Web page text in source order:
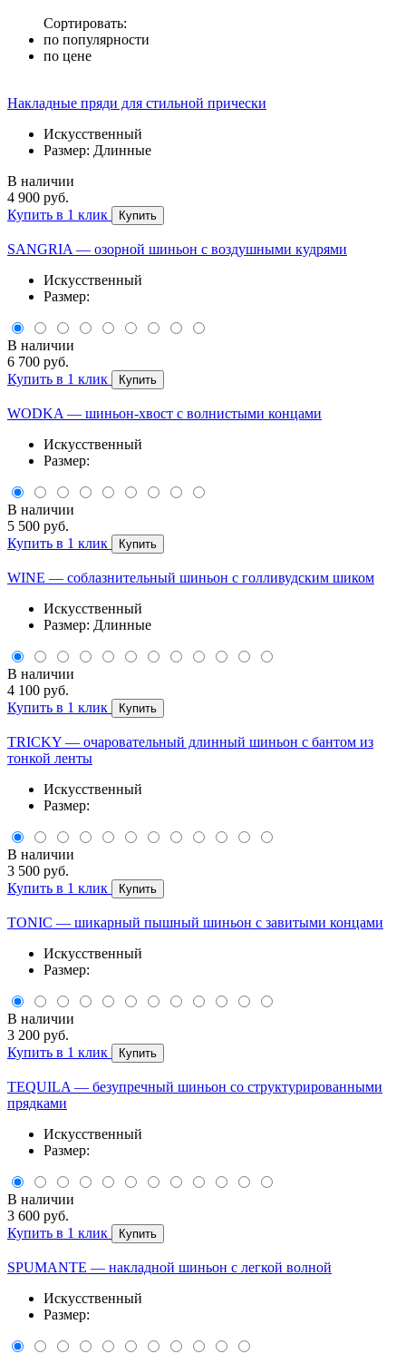
Сортировать:
по популярности
по цене
Накладные пряди для стильной прически
Искусственный
Размер: Длинные
В наличии
4 900 руб.
Купить в 1 клик
Купить
SANGRIA — озорной шиньон с воздушными кудрями
Искусственный
Размер:
В наличии
6 700 руб.
Купить в 1 клик
Купить
WODKA — шиньон-хвост с волнистыми концами
Искусственный
Размер:
В наличии
5 500 руб.
Купить в 1 клик
Купить
WINE — соблазнительный шиньон с голливудским шиком
Искусственный
Размер: Длинные
В наличии
4 100 руб.
Купить в 1 клик
Купить
TRICKY — очаровательный длинный шиньон с бантом из
тонкой ленты
Искусственный
Размер:
В наличии
3 500 руб.
Купить в 1 клик
Купить
TONIC — шикарный пышный шиньон с завитыми концами
Искусственный
Размер:
В наличии
3 200 руб.
Купить в 1 клик
Купить
TEQUILA — безупречный шиньон со структурированными
прядками
Искусственный
Размер:
В наличии
3 600 руб.
Купить в 1 клик
Купить
SPUMANTE — накладной шиньон с легкой волной
Искусственный
Размер: